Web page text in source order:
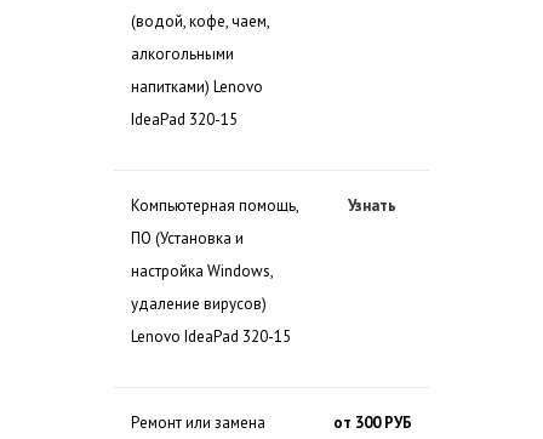
(водой, кофе, чаем,
алкогольными
напитками) Lenovo
IdeaPad 320-15
Компьютерная помощь,
ПО (Установка и
настройка Windows,
удаление вирусов)
Lenovo IdeaPad 320-15
Узнать
Ремонт или замена
от 300 РУБ